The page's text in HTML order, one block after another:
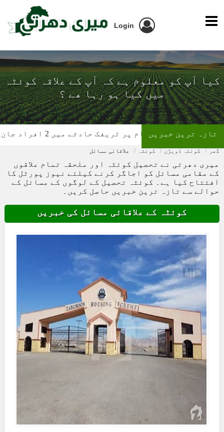
Login
کیا آپ کو معلوم ہے کہ آپ کے علاقہ کوئٹہ
میں کیا ہو رہا ھے ؟
ٹریفک حادثے میں 2 افراد جان کی بازی ہار گئے
تازہ ترین خبریں
گھر کوئٹہ ڈویژن کوئٹہ علاقائی مسائل
میری دھرتی نے تحصیل کوئٹہ اور ملحقہ تمام علاقوں
کے مقامی مسائل کو اجاگر کرنے کیلئے نیوز پورٹل کا
افتتاح کیا ہے۔ کوئٹہ تحصیل کے لوگوں کے مسائل کے
حوالے سے تازہ ترین خبریں حاصل کریں۔
کوئٹہ کے علاقائی مسائل کی خبریں